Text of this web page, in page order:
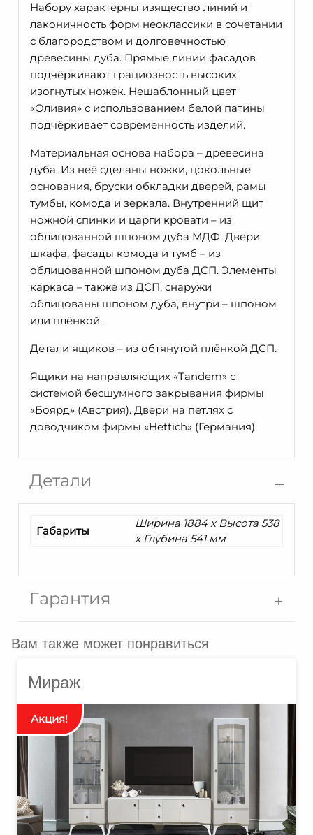
Набору характерны изящество линий и
лаконичность форм неоклассики в сочетании
с благородством и долговечностью
древесины дуба. Прямые линии фасадов
подчёркивают грациозность высоких
изогнутых ножек. Нешаблонный цвет
«Оливия» с использованием белой патины
подчёркивает современность изделий.
Материальная основа набора – древесина
дуба. Из неё сделаны ножки, цокольные
основания, бруски обкладки дверей, рамы
тумбы, комода и зеркала. Внутренний щит
ножной спинки и царги кровати – из
облицованной шпоном дуба МДФ. Двери
шкафа, фасады комода и тумб – из
облицованной шпоном дуба ДСП. Элементы
каркаса – также из ДСП, снаружи
облицованы шпоном дуба, внутри – шпоном
или плёнкой.
Детали ящиков – из обтянутой плёнкой ДСП.
Ящики на направляющих «Tandem» с
системой бесшумного закрывания фирмы
«Боярд» (Австрия). Двери на петлях с
доводчиком фирмы «Hettich» (Германия).
Детали
Габариты
Ширина 1884 x Высота 538
x Глубина 541 мм
Гарантия
Вам также может понравиться
Мираж